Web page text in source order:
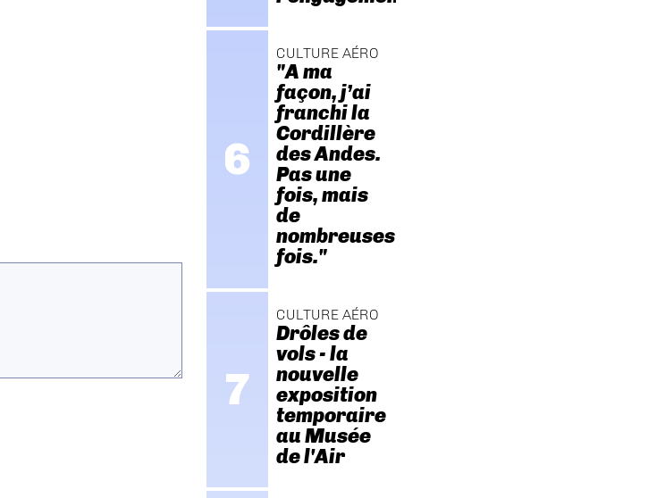
CULTURE AÉRO
"A ma
façon, j’ai
franchi la
Cordillère
des Andes.
Pas une
fois, mais
de
nombreuses
fois."
CULTURE AÉRO
Drôles de
vols - la
nouvelle
exposition
temporaire
au Musée
de l'Air